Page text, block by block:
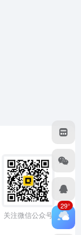
关注微信公众号
29°